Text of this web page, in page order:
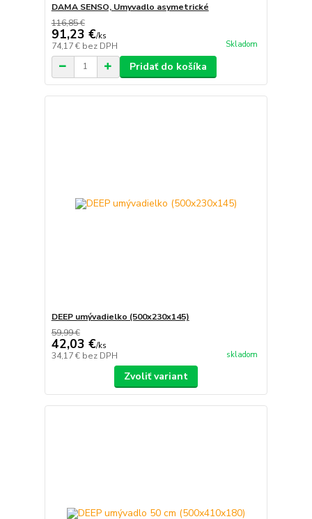
DAMA SENSO, Umyvadlo asymetrické
116,85 €
91,23 €/ks
74,17 € bez DPH Skladom
Pridať do košíka
DEEP umývadielko (500x230x145)
59,99 €
42,03 €/ks
34,17 € bez DPH skladom
Zvoliť variant